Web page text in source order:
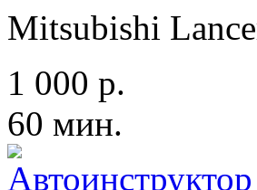
Mitsubishi
1 000 р.
60 мин.